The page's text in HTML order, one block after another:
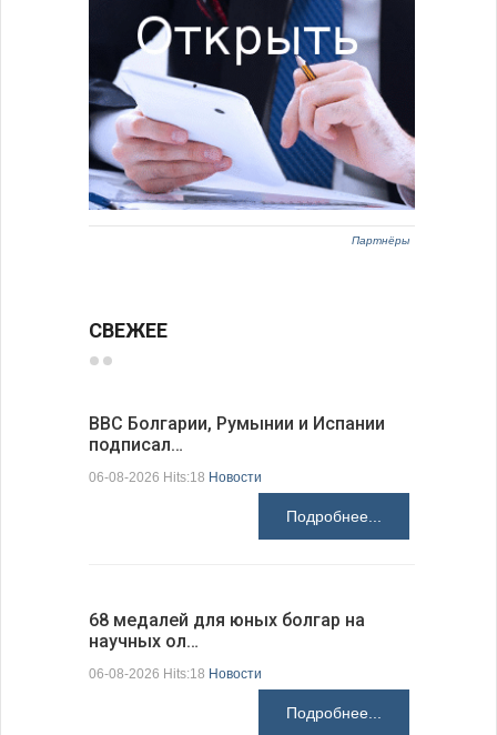
Партнёры
СВЕЖЕЕ
ВВС Болгарии, Румынии и Испании
подписал…
06-08-2026 Hits:18 Новости
Подробнее...
68 медалей для юных болгар на
научных ол…
06-08-2026 Hits:18 Новости
Подробнее...